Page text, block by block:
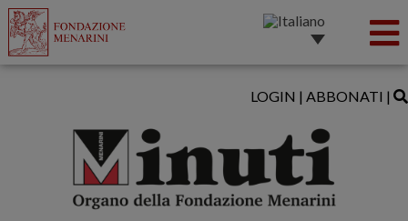
LOGIN | ABBONATI |